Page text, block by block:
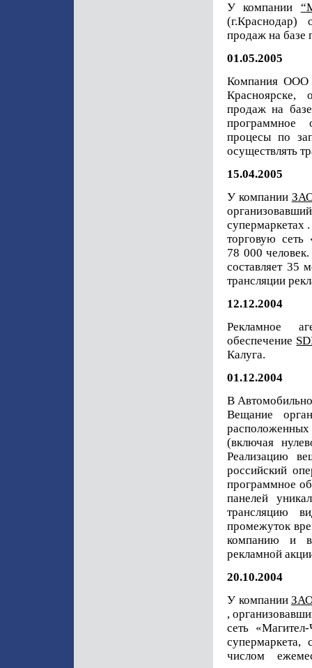
У компании
(г.Краснодар)
продаж на базе
01.05.2005
Компания ООО
Красноярске,
продаж на
программное
процесы по
осуществлять
15.04.2005
У компании
супермаркетах
торговую
78 000
составляет 35
трансляции
12.12.2004
Рекламное
обеспечение
Калуга.
01.12.2004
В
Вещание
(включая
Реализацию
российский
программное
панелей
трансляцию
промежуток
компанию и
рекламной
20.10.2004
У компании
,
сеть
числом